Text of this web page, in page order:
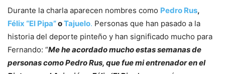
Durante la charla aparecen nombres como Pedro Rus,
Félix “El Pipa”oTajuelo. Personas que han pasado a la
historia del deporte pinteño y han significado mucho para
Fernando: “Me he acordado mucho estas semanas de
personas como Pedro Rus, que fue mi entrenador en el